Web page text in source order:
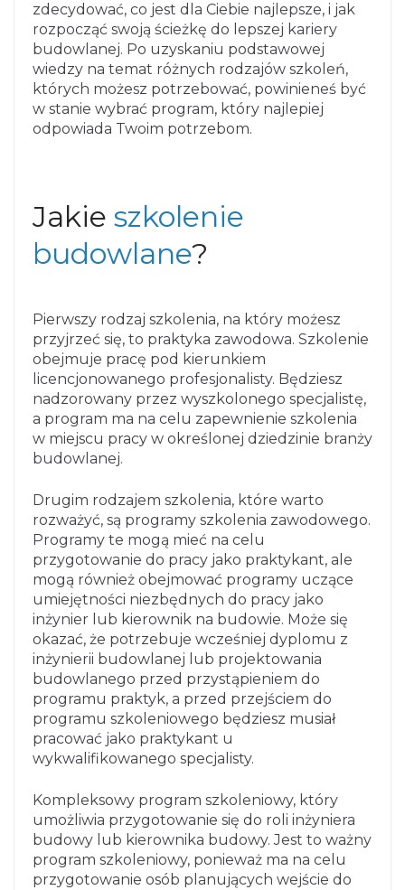
zdecydować, co jest dla Ciebie najlepsze, i jak
rozpocząć swoją ścieżkę do lepszej kariery
budowlanej. Po uzyskaniu podstawowej
wiedzy na temat różnych rodzajów szkoleń,
których możesz potrzebować, powinieneś być
w stanie wybrać program, który najlepiej
odpowiada Twoim potrzebom.
Jakie szkolenie
budowlane?
Pierwszy rodzaj szkolenia, na który możesz
przyjrzeć się, to praktyka zawodowa. Szkolenie
obejmuje pracę pod kierunkiem
licencjonowanego profesjonalisty. Będziesz
nadzorowany przez wyszkolonego specjalistę,
a program ma na celu zapewnienie szkolenia
w miejscu pracy w określonej dziedzinie branży
budowlanej.
Drugim rodzajem szkolenia, które warto
rozważyć, są programy szkolenia zawodowego.
Programy te mogą mieć na celu
przygotowanie do pracy jako praktykant, ale
mogą również obejmować programy uczące
umiejętności niezbędnych do pracy jako
inżynier lub kierownik na budowie. Może się
okazać, że potrzebuje wcześniej dyplomu z
inżynierii budowlanej lub projektowania
budowlanego przed przystąpieniem do
programu praktyk, a przed przejściem do
programu szkoleniowego będziesz musiał
pracować jako praktykant u
wykwalifikowanego specjalisty.
Kompleksowy program szkoleniowy, który
umożliwia przygotowanie się do roli inżyniera
budowy lub kierownika budowy. Jest to ważny
program szkoleniowy, ponieważ ma na celu
przygotowanie osób planujących wejście do